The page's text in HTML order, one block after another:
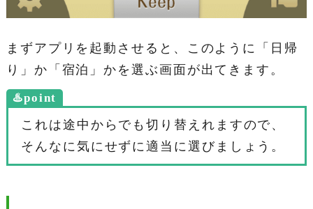
まずアプリを起動させると、このように「日帰
り」か「宿泊」かを選ぶ画面が出てきます。
♨️point
これは途中からでも切り替えれますので、
そんなに気にせずに適当に選びましょう。